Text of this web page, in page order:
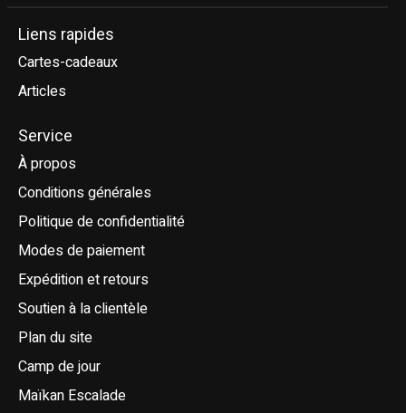
Liens rapides
Cartes-cadeaux
Articles
Service
À propos
Conditions générales
Politique de confidentialité
Modes de paiement
Expédition et retours
Soutien à la clientèle
Plan du site
Camp de jour
Maïkan Escalade